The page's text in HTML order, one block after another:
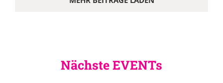
Nächste EVENTs